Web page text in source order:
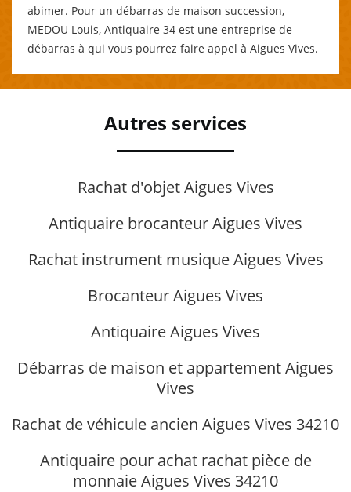
abimer. Pour un débarras de maison succession,
MEDOU Louis, Antiquaire 34 est une entreprise de
débarras à qui vous pourrez faire appel à Aigues Vives.
Autres services
Rachat d'objet Aigues Vives
Antiquaire brocanteur Aigues Vives
Rachat instrument musique Aigues Vives
Brocanteur Aigues Vives
Antiquaire Aigues Vives
Débarras de maison et appartement Aigues
Vives
Rachat de véhicule ancien Aigues Vives 34210
Antiquaire pour achat rachat pièce de
monnaie Aigues Vives 34210